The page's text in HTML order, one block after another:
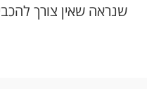
שנראה שאין צורך